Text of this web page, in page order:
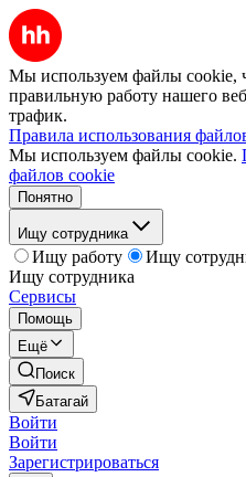
Мы используем файлы cookie,
правильную работу нашего
трафик.
Правила использования
Мы используем файлы cookie.
файлов cookie
Понятно
Ищу сотрудника
Ищу работу
Ищу
Ищу сотрудника
Сервисы
Помощь
Ещё
Поиск
Батагай
Войти
Войти
Зарегистрироваться